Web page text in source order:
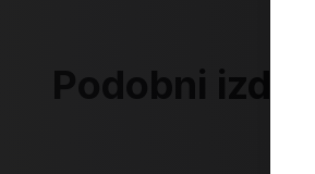
Podobni izdelki